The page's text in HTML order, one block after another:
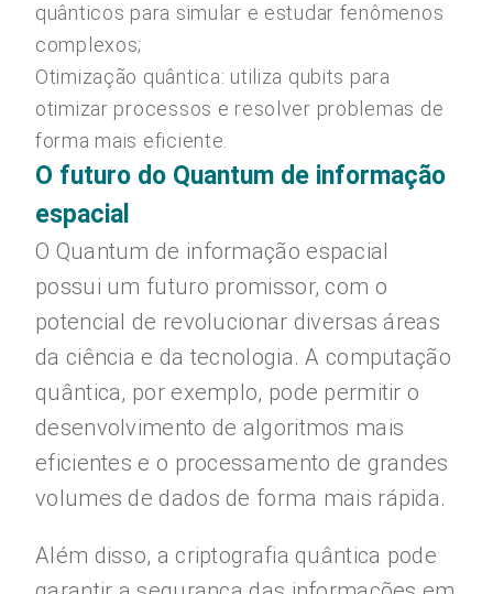
quânticos para simular e estudar fenômenos
complexos;
Otimização quântica: utiliza qubits para
otimizar processos e resolver problemas de
forma mais eficiente.
O futuro do Quantum de informação
espacial
O Quantum de informação espacial
possui um futuro promissor, com o
potencial de revolucionar diversas áreas
da ciência e da tecnologia. A computação
quântica, por exemplo, pode permitir o
desenvolvimento de algoritmos mais
eficientes e o processamento de grandes
volumes de dados de forma mais rápida.
Além disso, a criptografia quântica pode